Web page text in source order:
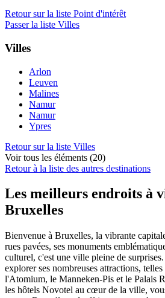
Retour sur la liste Point d'intérêt
Passer la liste Villes
Villes
Arlon
Leuven
Malines
Namur
Namur
Ypres
Retour sur la liste Villes
Voir tous les éléments (20)
Retour à la liste des autres destinations
Les meilleurs endroits à
Bruxelles
Bienvenue à Bruxelles, la vibrante
rues pavées, ses monuments
culturel, c'est une ville pleine de
explorer ses nombreuses attractions,
l'Atomium, le Manneken-Pis et le Palais
les hôtels Novotel au cœur de la ville,